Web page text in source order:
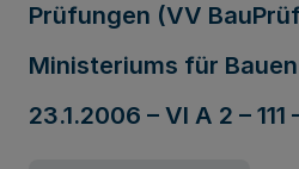
Prüfungen (VV
Ministeriums für
23.1.2006 – VI A 2 – 111